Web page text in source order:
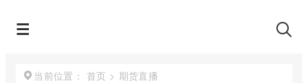
当前位置： 首页 > 期货直播